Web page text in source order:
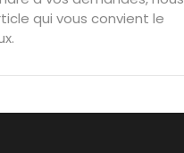
de naissance
qui vous convient le